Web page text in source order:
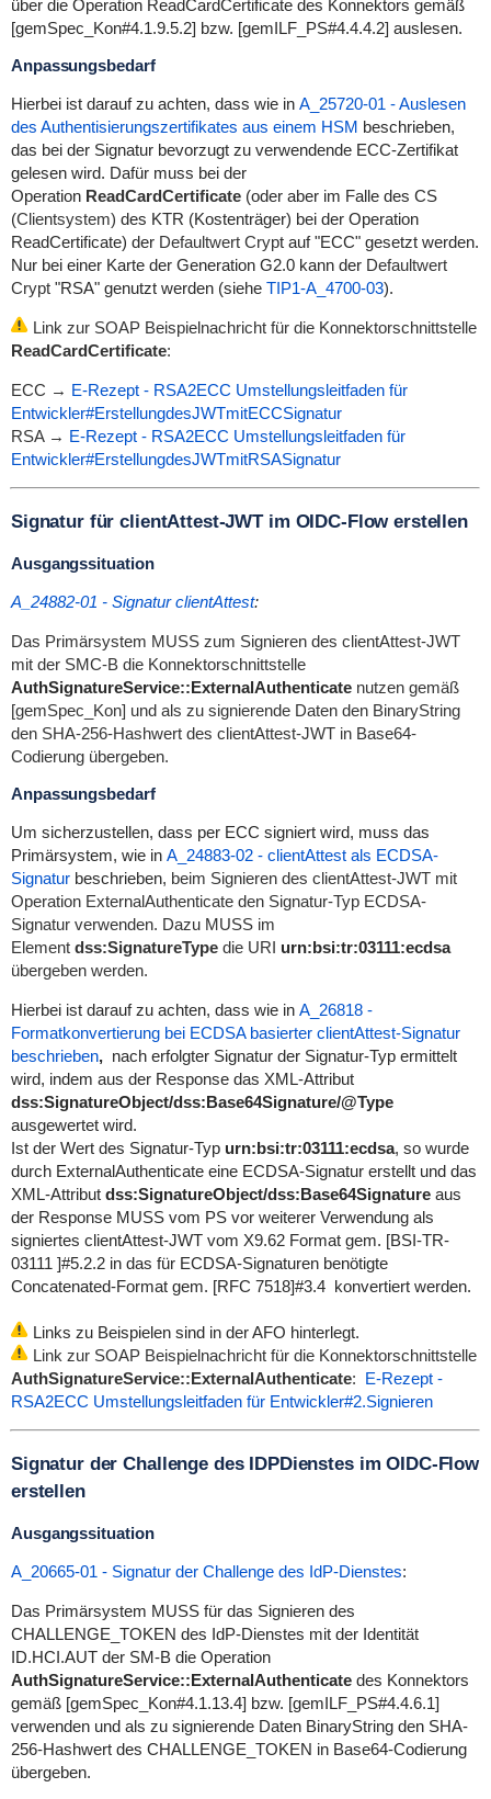
über die Operation ReadCardCertificate des Konnektors gemäß
[gemSpec_Kon#4.1.9.5.2] bzw. [gemILF_PS#4.4.4.2] auslesen.
Anpassungsbedarf
Hierbei ist darauf zu achten, dass wie in A_25720-01 - Auslesen
des Authentisierungszertifikates aus einem HSM beschrieben,
das bei der Signatur bevorzugt zu verwendende ECC-Zertifikat
gelesen wird. Dafür muss bei der
Operation ReadCardCertificate (oder aber im Falle des CS
(Clientsystem) des KTR (Kostenträger) bei der Operation
ReadCertificate) der Defaultwert Crypt auf "ECC" gesetzt werden.
Nur bei einer Karte der Generation G2.0 kann der Defaultwert
Crypt"RSA" genutztwerden (siehe TIP1-A_4700-03).
Link zur SOAP Beispielnachricht für die Konnektorschnittstelle
ReadCardCertificate:
ECC → E-Rezept - RSA2ECC Umstellungsleitfaden für
Entwickler#ErstellungdesJWTmitECCSignatur
RSA → E-Rezept - RSA2ECC Umstellungsleitfaden für
Entwickler#ErstellungdesJWTmitRSASignatur
Signatur für clientAttest-JWT im OIDC-Flow erstellen
Ausgangssituation
A_24882-01 - Signatur clientAttest:
Das Primärsystem MUSS zum Signieren des clientAttest-JWT
mit der SMC-B die Konnektorschnittstelle
AuthSignatureService::ExternalAuthenticate nutzen gemäß
[gemSpec_Kon] und als zu signierende Daten den BinaryString
den SHA-256-Hashwert des clientAttest-JWT in Base64-
Codierung übergeben.
Anpassungsbedarf
Um sicherzustellen, dass per ECC signiert wird, muss das
Primärsystem, wie in A_24883-02 - clientAttest als ECDSA-
Signaturbeschrieben, beim Signieren des clientAttest-JWT mit
Operation ExternalAuthenticate den Signatur-Typ ECDSA-
Signatur verwenden. Dazu MUSS im
Element dss:SignatureType die URI urn:bsi:tr:03111:ecdsa
übergeben werden.
Hierbei ist darauf zu achten, dass wie in A_26818 -
Formatkonvertierung bei ECDSA basierter clientAttest-Signatur
beschrieben, nach erfolgter Signatur der Signatur-Typ ermittelt
wird, indem aus der Response das XML-Attribut
dss:SignatureObject/dss:Base64Signature/@Type
ausgewertet wird.
Ist der Wert des Signatur-Typ urn:bsi:tr:03111:ecdsa, so wurde
durch ExternalAuthenticate eine ECDSA-Signatur erstellt und das
XML-Attribut dss:SignatureObject/dss:Base64Signatureaus
der Response MUSS vom PS vor weiterer Verwendung als
signiertes clientAttest-JWT vom X9.62 Format gem. [BSI-TR-
03111 ]#5.2.2 in das für ECDSA-Signaturen benötigte
Concatenated-Format gem. [RFC 7518]#3.4 konvertiert werden.
Links zu Beispielen sind in der AFO hinterlegt.
Link zur SOAP Beispielnachricht für die Konnektorschnittstelle
AuthSignatureService::ExternalAuthenticate: E-Rezept -
RSA2ECC Umstellungsleitfaden für Entwickler#2.Signieren
Signatur der Challenge des IDPDienstes im OIDC-Flow
erstellen
Ausgangssituation
A_20665-01 - Signatur der Challenge des IdP-Dienstes:
Das Primärsystem MUSS für das Signieren des
CHALLENGE_TOKEN des IdP-Dienstes mit der Identität
ID.HCI.AUT der SM-B die Operation
AuthSignatureService::ExternalAuthenticatedes Konnektors
gemäß [gemSpec_Kon#4.1.13.4] bzw. [gemILF_PS#4.4.6.1]
verwenden und als zu signierende Daten BinaryString den SHA-
256-Hashwert des CHALLENGE_TOKEN in Base64-Codierung
übergeben.